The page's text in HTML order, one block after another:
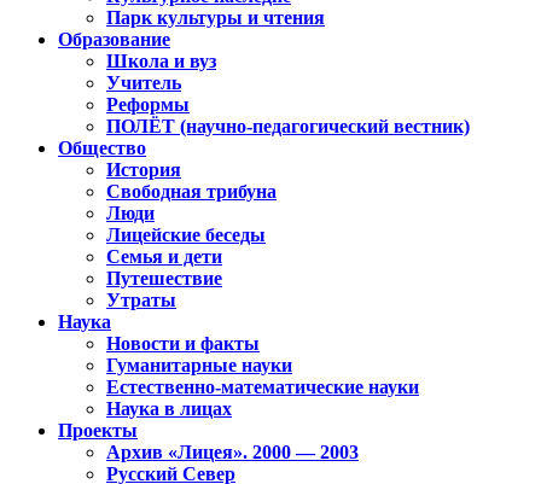
Парк культуры и чтения
Образование
Школа и вуз
Учитель
Реформы
ПОЛЁТ (научно-педагогический вестник)
Общество
История
Свободная трибуна
Люди
Лицейские беседы
Семья и дети
Путешествие
Утраты
Наука
Новости и факты
Гуманитарные науки
Естественно-математические науки
Наука в лицах
Проекты
Архив «Лицея». 2000 — 2003
Русский Север